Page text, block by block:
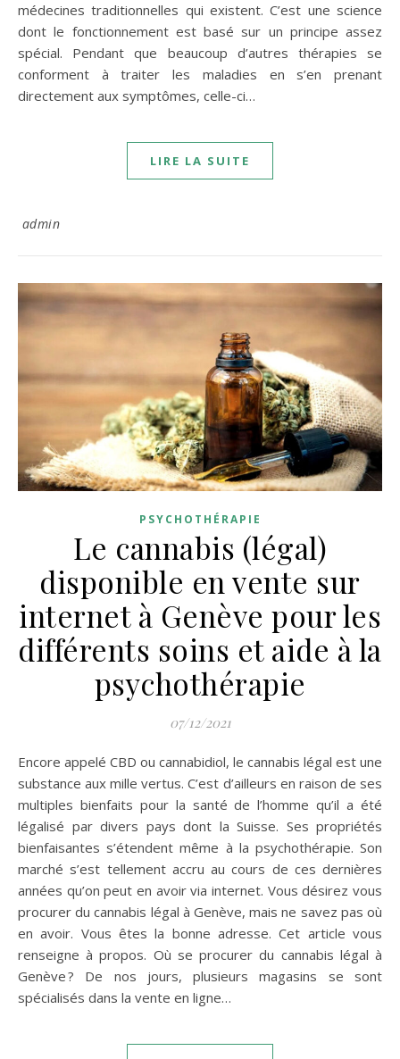
médecines traditionnelles qui existent. C’est une science
dont le fonctionnement est basé sur un principe assez
spécial. Pendant que beaucoup d’autres thérapies se
conforment à traiter les maladies en s’en prenant
directement aux symptômes, celle-ci…
LIRE LA SUITE
admin
PSYCHOTHÉRAPIE
Le cannabis (légal)
disponible en vente sur
internet à Genève pour les
différents soins et aide à la
psychothérapie
07/12/2021
Encore appelé CBD ou cannabidiol, le cannabis légal est une
substance aux mille vertus. C’est d’ailleurs en raison de ses
multiples bienfaits pour la santé de l’homme qu’il a été
légalisé par divers pays dont la Suisse. Ses propriétés
bienfaisantes s’étendent même à la psychothérapie. Son
marché s’est tellement accru au cours de ces dernières
années qu’on peut en avoir via internet. Vous désirez vous
procurer du cannabis légal à Genève, mais ne savez pas où
en avoir. Vous êtes la bonne adresse. Cet article vous
renseigne à propos. Où se procurer du cannabis légal à
Genève ? De nos jours, plusieurs magasins se sont
spécialisés dans la vente en ligne…